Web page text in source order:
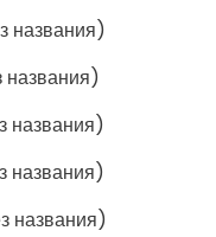
названия)
названия)
названия)
названия)